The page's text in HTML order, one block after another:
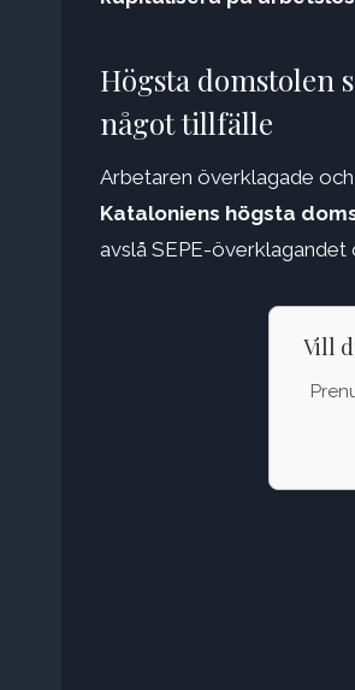
Högsta domstolen
något tillfälle
Arbetaren överklagade och
Kataloniens högsta
avslå SEPE-
Vill